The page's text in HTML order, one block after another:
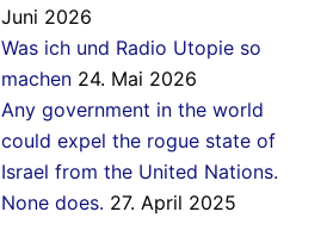
Juni 2026
Was ich und Radio Utopie so
machen 24. Mai 2026
Any government in the world
could expel the rogue state of
Israel from the United Nations.
None does. 27. April 2025